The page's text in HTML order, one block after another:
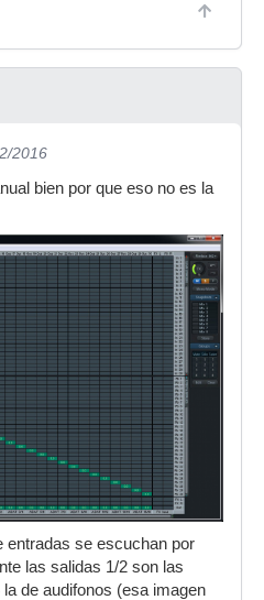
2016
bien por que eso no es la
entradas se escuchan por
las salidas 1/2 son las
de audifonos (esa imagen